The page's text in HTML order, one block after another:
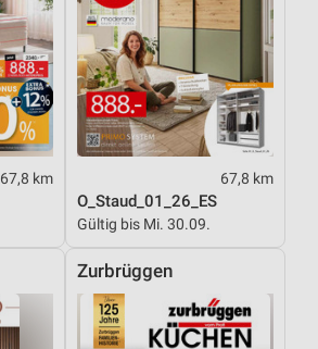
67,8 km 67,8 km
O_Staud_01_26_ES
Gültig bis Mi. 30.09.
Zurbrüggen